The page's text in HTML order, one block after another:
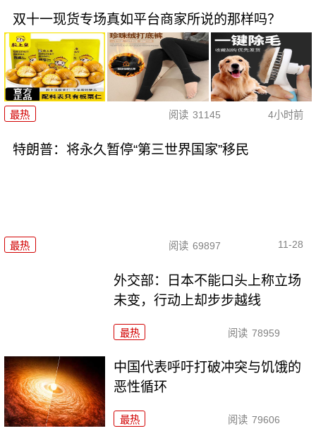
双十一现货专场真如平台商家所说的那样吗？
最热 阅读 31145 4小时前
特朗普：将永久暂停“第三世界国家”移民
最热 阅读 69897 11-28
外交部：日本不能口头上称立场
未变，行动上却步步越线
最热 阅读 78959
中国代表呼吁打破冲突与饥饿的
恶性循环
最热 阅读 79606